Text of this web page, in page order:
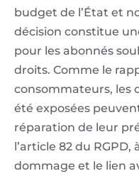
budget de l’État et
décision constitue
pour les abonnés
droits. Comme le
consommateurs, les
été exposées
réparation de leur
l’article 82 du
dommage et le lien